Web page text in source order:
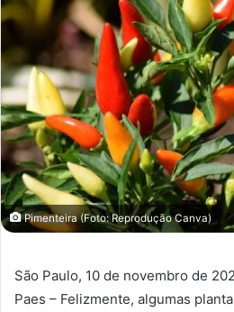
Pimenteira (Foto: Reprodução Canva)
São Paulo, 10 de novembro de
Paes – Felizmente, algumas